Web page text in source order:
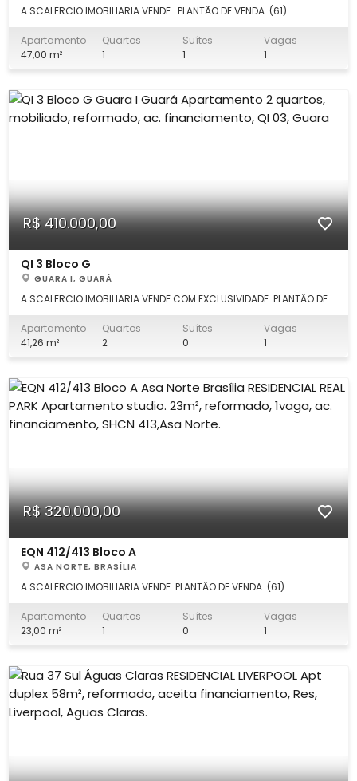
A SCALERCIO IMOBILIARIA VENDE . PLANTÃO DE VENDA. (61)
Fale direto comigo!!! Apartamento 1 quarto, novo, com as
seguintes características: DETALHES: - 01 cozinha americana; -
Apartamento
47,00 m²
Quartos
1
Suítes
1
Vagas
1
R$ 410.000,00
QI 3 Bloco G
GUARA I, GUARÁ
A SCALERCIO IMOBILIARIA VENDE COM EXCLUSIVIDADE. PLANTÃO DE
3553.0000. Fale direto comigo!!! Apartamento 2 quartos,
mobiliado, com as seguintes características: DETALHES: - 01
Apartamento
41,26 m²
Quartos
2
Suítes
0
Vagas
1
R$ 320.000,00
EQN 412/413 Bloco A
ASA NORTE, BRASÍLIA
A SCALERCIO IMOBILIARIA VENDE. PLANTÃO DE VENDA. (61)
direto comigo!!! Apartamento studio, 23m², com as seguintes
características: DETALHES: - 01 cozinha americana com
Apartamento
23,00 m²
Quartos
1
Suítes
0
Vagas
1